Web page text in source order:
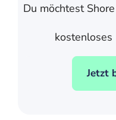
Du möchtest
kostenloses
Jetzt